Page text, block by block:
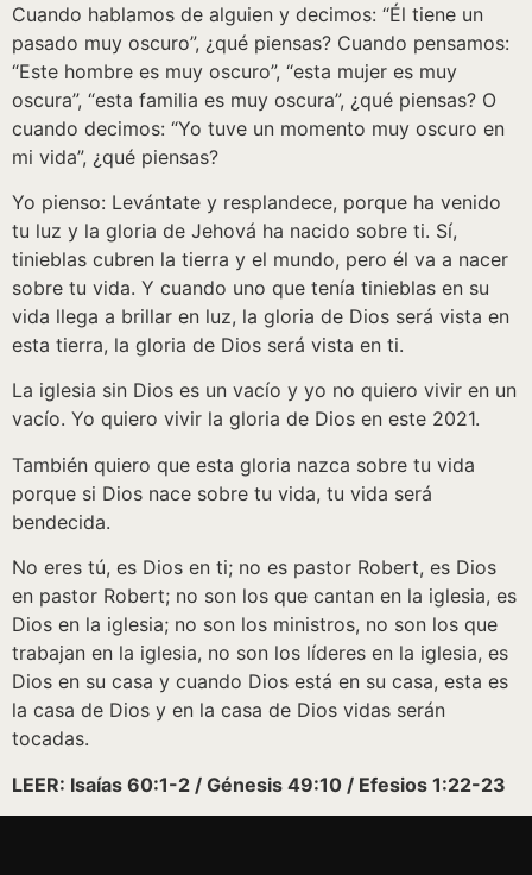
Cuando hablamos de alguien y decimos: “Él tiene un
pasado muy oscuro”, ¿qué piensas? Cuando pensamos:
“Este hombre es muy oscuro”, “esta mujer es muy
oscura”, “esta familia es muy oscura”, ¿qué piensas? O
cuando decimos: “Yo tuve un momento muy oscuro en
mi vida”, ¿qué piensas?
Yo pienso: Levántate y resplandece, porque ha venido
tu luz y la gloria de Jehová ha nacido sobre ti. Sí,
tinieblas cubren la tierra y el mundo, pero él va a nacer
sobre tu vida. Y cuando uno que tenía tinieblas en su
vida llega a brillar en luz, la gloria de Dios será vista en
esta tierra, la gloria de Dios será vista en ti.
La iglesia sin Dios es un vacío y yo no quiero vivir en un
vacío. Yo quiero vivir la gloria de Dios en este 2021.
También quiero que esta gloria nazca sobre tu vida
porque si Dios nace sobre tu vida, tu vida será
bendecida.
No eres tú, es Dios en ti; no es pastor Robert, es Dios
en pastor Robert; no son los que cantan en la iglesia, es
Dios en la iglesia; no son los ministros, no son los que
trabajan en la iglesia, no son los líderes en la iglesia, es
Dios en su casa y cuando Dios está en su casa, esta es
la casa de Dios y en la casa de Dios vidas serán
tocadas.
LEER: Isaías 60:1-2 / Génesis 49:10 / Efesios 1:22-23